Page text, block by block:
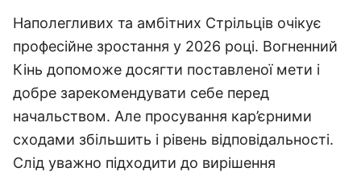
Наполегливих та амбітних Стрільців очікує
професійне зростання у 2026 році. Вогненний
Кінь допоможе досягти поставленої мети і
добре зарекомендувати себе перед
начальством. Але просування кар’єрними
сходами збільшить і рівень відповідальності.
Слід уважно підходити до вирішення